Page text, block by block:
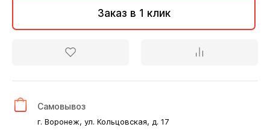
Заказ в 1 клик
Самовывоз
г. Воронеж, ул. Кольцовская, д. 17